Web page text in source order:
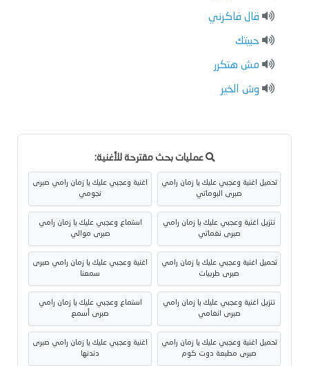
قال فاكرني
حبيتك
مش هتكرر
وش الخير
عمليات بحث مقترحة للأغنية:
تحميل اغنية وعجبي عليك يا زمان رامي
صبرى البوماتي
اغنية وعجبي عليك يا زمان رامي صبرى
نجومي
تنزيل اغنية وعجبي عليك يا زمان رامي
صبرى نغماتي
استماع وعجبي عليك يا زمان رامي
صبرى موالي
تحميل اغنية وعجبي عليك يا زمان رامي
صبرى طربيات
اغنية وعجبي عليك يا زمان رامي صبرى
سمعنا
تنزيل اغنية وعجبي عليك يا زمان رامي
صبرى انغامي
استماع وعجبي عليك يا زمان رامي
صبرى أسمع
تحميل اغنية وعجبي عليك يا زمان رامي
صبرى مطبعة دوت كوم
اغنية وعجبي عليك يا زمان رامي صبرى
دندنها